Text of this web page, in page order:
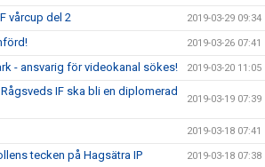
vårcup del 2 2019-03-29 09:34
2019-03-26 07:41
- ansvarig för videokanal sökes! 2019-03-20 11:05
IF ska bli en diplomerad
2019-03-19 07:39
2019-03-18 07:41
tecken på Hagsätra IP 2019-03-18 07:38